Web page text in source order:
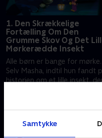
Samtykke
1. Den Skrækkelige
Fortælling Om Den
Grumme Skov Og Det
Mørkerædde Insekt
Alle børn er bange for mørke.
Selv Masha, indtil hun fandt
historien om et lille insekt,
frygt!.
Andre så også